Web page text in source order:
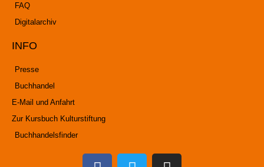
FAQ
Digitalarchiv
INFO
Presse
Buchhandel
E-Mail und Anfahrt
Zur Kursbuch Kulturstiftung
Buchhandelsfinder